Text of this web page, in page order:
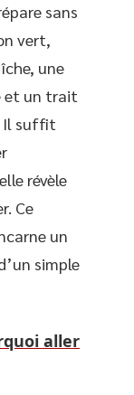
sans
vert,
une
et un trait
Il suffit
révèle
Ce
un
simple
aller